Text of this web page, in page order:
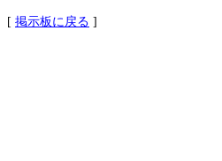
[ 掲示板に戻る ]